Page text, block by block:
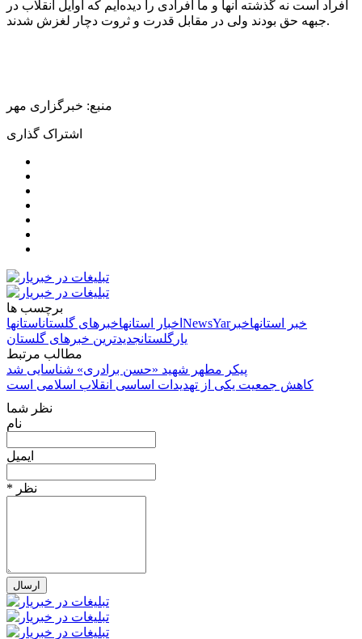
افراد است نه گذشته آنها و ما افرادی را دیده‌ایم که اوایل انقلاب در
جبهه حق بودند ولی در مقابل قدرت و ثروت دچار لغزش شدند.
منبع: خبرگزاری مهر
اشتراک گذاری
برچسب ها
اخبار استانهاخبرهای گلستاناستانها NewsYar خبر استانهاخبر
یار گلستانجدیدترین خبرهای گلستان
مطالب مرتبط
پیکر مطهر شهید «حسن برادری» شناسایی شد
کاهش جمعیت یکی از تهدیدات اساسی انقلاب اسلامی است
نظر شما
نام
ایمیل
* نظر